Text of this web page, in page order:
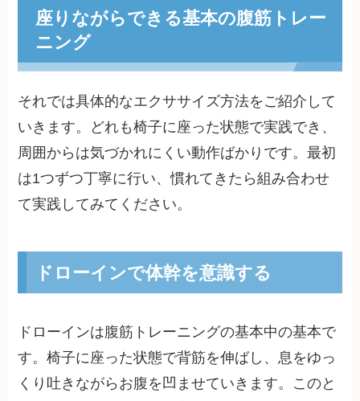
座りながらできる基本の腹筋トレー
ニング
それでは具体的なエクササイズ方法をご紹介して
いきます。どれも椅子に座った状態で実践でき、
周囲からは気づかれにくい動作ばかりです。最初
は1つずつ丁寧に行い、慣れてきたら組み合わせ
て実践してみてください。
ドローインで体幹を意識する
ドローインは腹筋トレーニングの基本中の基本で
す。椅子に座った状態で背筋を伸ばし、息をゆっ
くり吐きながらお腹を凹ませていきます。このと